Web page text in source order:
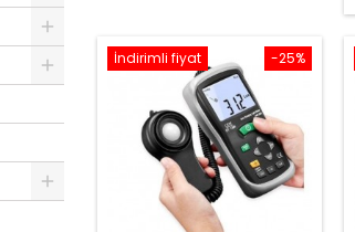
-25%
İndirimli fiyat